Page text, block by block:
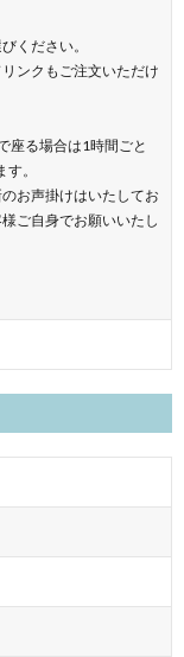
ください。
ンクもご注文いただけ
座る場合は1時間ごと
。
お声掛けはいたしてお
ご自身でお願いいたし